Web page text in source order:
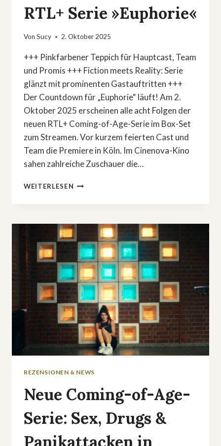
RTL+ Serie »Euphorie«
Von Sucy 2. Oktober 2025
+++ Pinkfarbener Teppich für Hauptcast, Team
und Promis +++ Fiction meets Reality: Serie
glänzt mit prominenten Gastauftritten +++
Der Countdown für „Euphorie“ läuft! Am 2.
Oktober 2025 erscheinen alle acht Folgen der
neuen RTL+ Coming-of-Age-Serie im Box-Set
zum Streamen. Vor kurzem feierten Cast und
Team die Premiere in Köln. Im Cinenova-Kino
sahen zahlreiche Zuschauer die…
WEITERLESEN PREMIERE
NEUE
SERIE
»EUPHORIE«
REZENSIONEN & NEWS
Neue Coming-of-Age-
Serie: Sex, Drugs &
Panikattacken in